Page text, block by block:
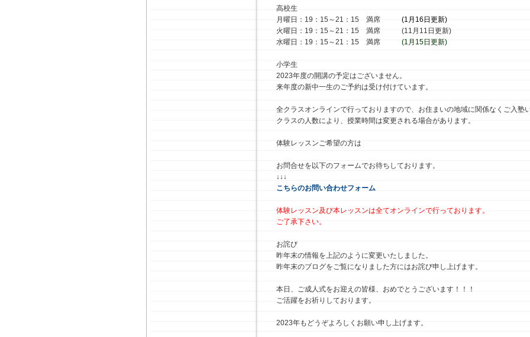
高校生
月曜日：19：15～21：15 満席 (1月16日更新)
火曜日：19：15～21：15 満席 (11月11日更新)
水曜日：19：15～21：15 満席
(1月15日更新)
小学生
2023年度の開講の予定はございません。
来年度の新中一生のご予約は受け付けています。
全クラスオンラインで行っておりますので、お住まいの地域に関係なくご入塾
クラスの人数により、授業時間は変更される場合があります。
体験レッスンご希望の方は
お問合せを以下のフォームでお待ちしております。
↓↓↓
こちらのお問い合わせフォーム
体験レッスン及び本レッスンは全てオンラインで行っております。
ご了承下さい。
お詫び
昨年末の情報を上記のように変更いたしました。
昨年末のブログをご覧になりました方にはお詫び申し上げます。
本日、ご成人式をお迎えの皆様、おめでとうございます！！！
ご活躍をお祈りしております。
2023年もどうぞよろしくお願い申し上げます。